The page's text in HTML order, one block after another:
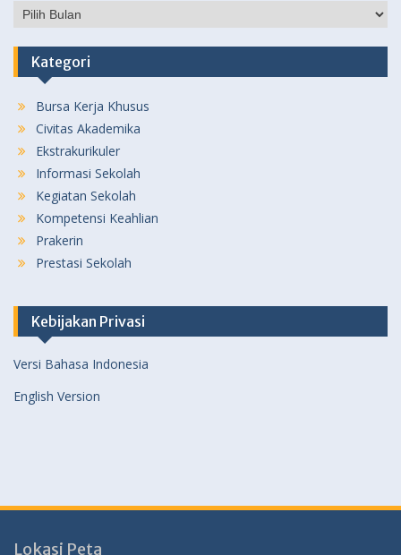
Pos
Kategori
Bursa Kerja Khusus
Civitas Akademika
Ekstrakurikuler
Informasi Sekolah
Kegiatan Sekolah
Kompetensi Keahlian
Prakerin
Prestasi Sekolah
Kebijakan Privasi
Versi Bahasa Indonesia
English Version
Lokasi Peta